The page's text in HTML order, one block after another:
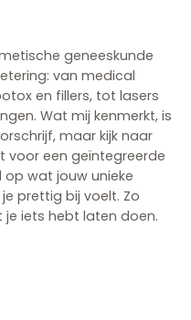
geneeskunde
van medical
en fillers, tot lasers
Wat mij kenmerkt, is
maar kijk naar
voor een geïntegreerde
wat jouw unieke
prettig bij voelt. Zo
iets hebt laten doen.